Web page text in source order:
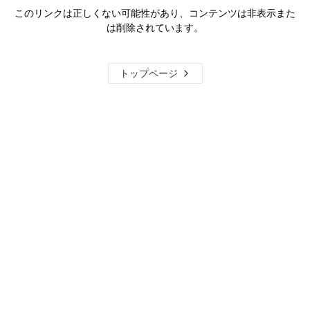
このリンクは正しくない可能性があり、コンテンツは非表示また
は削除されています。
トップページ